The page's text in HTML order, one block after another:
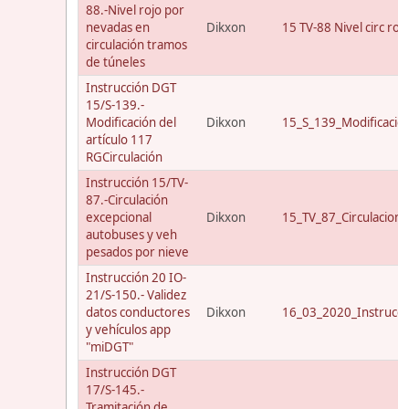
88.-Nivel rojo por
nevadas en
circulación tramos
de túneles
Dikxon 15 TV-88 Nivel circ
Instrucción DGT
15/S-139.-
Modificación del
artículo 117
RGCirculación
Dikxon
Instrucción 15/TV-
87.-Circulación
excepcional
autobuses y veh
pesados por nieve
Dikxon
Instrucción 20 IO-
21/S-150.- Validez
datos conductores
y vehículos app
"miDGT"
Dikxon
Instrucción DGT
17/S-145.-